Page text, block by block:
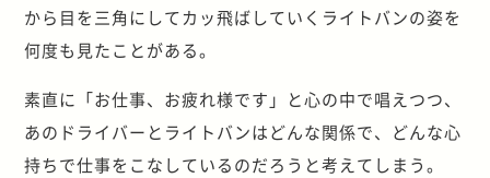
から目を三角にしてカッ飛ばしていくライトバンの姿を
何度も見たことがある。
素直に「お仕事、お疲れ様です」と心の中で唱えつつ、
あのドライバーとライトバンはどんな関係で、どんな心
持ちで仕事をこなしているのだろうと考えてしまう。